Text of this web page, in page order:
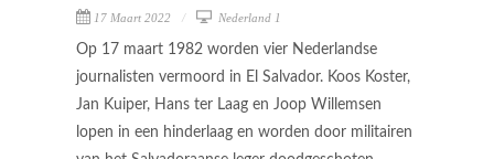
17 Maart 2022 Nederland 1
Op 17 maart 1982 worden vier Nederlandse
journalisten vermoord in El Salvador. Koos Koster,
Jan Kuiper, Hans ter Laag en Joop Willemsen
lopen in een hinderlaag en worden door militairen